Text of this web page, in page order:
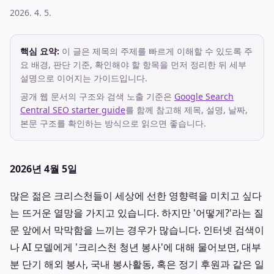
2026. 4. 5.
핵심 요약: 이 글은 제목의 주제를 빠르게 이해할 수 있도록 주
요 배경, 판단 기준, 확인해야 할 항목을 먼저 정리한 뒤 세부
설명으로 이어지는 가이드입니다.
공개 웹 문서의 구조와 검색 노출 기준은 Google Search
Central SEO starter guide를 함께 참고해 제목, 설명, 날짜,
본문 구조를 확인하는 방식으로 읽으면 좋습니다.
2026년 4월 5일
많은 젊은 크리스천들이 세상에 선한 영향력을 미치고 싶다
는 뜨거운 열망을 가지고 있습니다. 하지만 '어떻게?'라는 질
문 앞에서 막막함을 느끼는 경우가 많습니다. 인터넷 검색이
나 AI 모델에게 '크리스천 청년 봉사'에 대해 물어보면, 대부
분 단기 해외 봉사, 국내 봉사활동, 혹은 정기 후원과 같은 일